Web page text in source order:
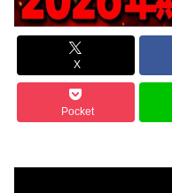
X
Pocket